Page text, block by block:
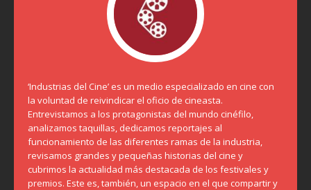
‘Industrias del Cine’ es un medio especializado en cine con
la voluntad de reivindicar el oficio de cineasta.
Entrevistamos a los protagonistas del mundo cinéfilo,
analizamos taquillas, dedicamos reportajes al
funcionamiento de las diferentes ramas de la industria,
revisamos grandes y pequeñas historias del cine y
cubrimos la actualidad más destacada de los festivales y
premios. Este es, también, un espacio en el que compartir y